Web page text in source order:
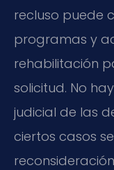
recluso puede
programas y
rehabilitación
solicitud. No
judicial de las
ciertos casos